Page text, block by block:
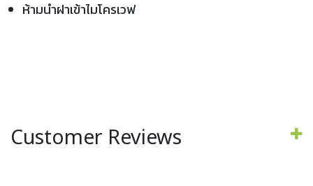
ห้ามนำฝาเข้าไมโครเวฟ
Customer Reviews